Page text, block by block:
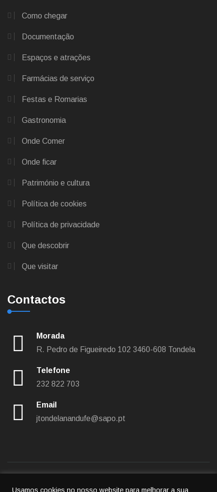
Como chegar
Documentação
Espaços e atrações
Farmácias de serviço
Festas e Romarias
Gastronomia
Onde Comer
Onde ficar
Património e cultura
Política de cookies
Política de privacidade
Que descobrir
Que visitar
Contactos
Morada
R. Pedro de Figueiredo 102 3460-608 Tondela
Telefone
232 822 703
Email
jtondelanandufe@sapo.pt
Política de privacidade|Política de cookies
Usamos cookies no nosso website para melhorar a sua